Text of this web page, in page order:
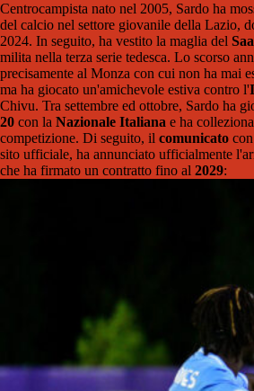
Centrocampista nato nel 2005, Sardo ha
del calcio nel settore giovanile della Lazio,
2024. In seguito, ha vestito la maglia del
milita nella terza serie tedesca. Lo scorso
precisamente al Monza con cui non ha mai
ma ha giocato un'amichevole estiva contro l'
Chivu. Tra settembre ed ottobre, Sardo ha
20 con la Nazionale Italiana e ha
competizione. Di seguito, il comunicato
sito ufficiale, ha annunciato ufficialmente
che ha firmato un contratto fino al 2029: